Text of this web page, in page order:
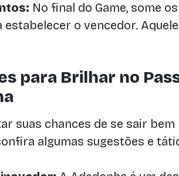
No final do Game, some
estabelecer o vencedor.
para Brilhar no
suas chances de se sair
algumas sugestões e